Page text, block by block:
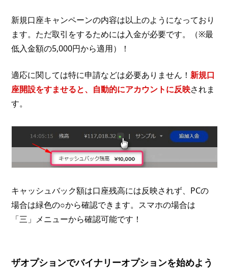
新規口座キャンペーンの内容は以上のようになっており
ます。ただ取引をするためには入金が必要です。（※最
低入金額の5,000円から適用）！
適応に関しては特に申請などは必要ありません！新規口
座開設をすませると、自動的にアカウントに反映されま
す。
キャッシュバック額は口座残高には反映されず、PCの
場合は緑色の○から確認できます。スマホの場合は
「三」メニューから確認可能です！
ザオプションでバイナリーオプションを始めよう